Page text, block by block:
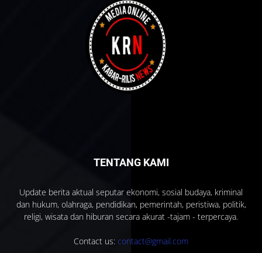
TENTANG KAMI
Update berita aktual seputar ekonomi, sosial budaya, kriminal
dan hukum, olahraga, pendidikan, pemerintah, peristiwa, politik,
religi, wisata dan hiburan secara akurat -tajam - terpercaya.
Contact us: contact@gmail.com